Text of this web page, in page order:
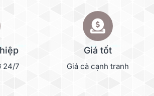
24/7
Giá tốt
Giá cả cạnh tranh